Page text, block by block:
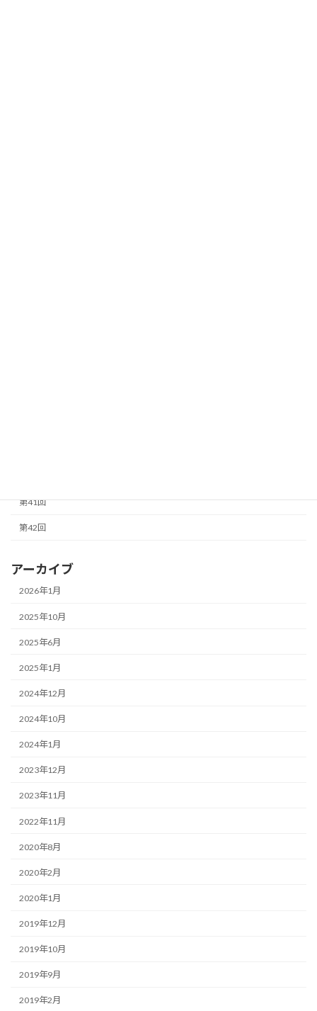
第41回
第42回
アーカイブ
2026年1月
2025年10月
2025年6月
2025年1月
2024年12月
2024年10月
2024年1月
2023年12月
2023年11月
2022年11月
2020年8月
2020年2月
2020年1月
2019年12月
2019年10月
2019年9月
2019年2月